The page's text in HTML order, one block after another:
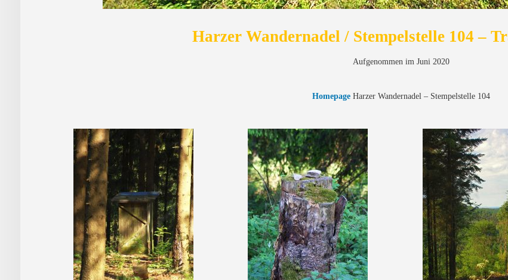
Harzer Wandernadel / Stempelstelle 104 –
Aufgenommen im Juni 2020
HomepageHarzer Wandernadel – Stempelstelle 104